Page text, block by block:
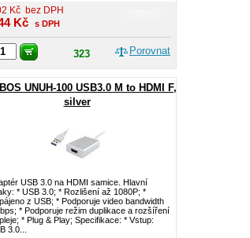
Kč bez DPH
Kč s DPH
Porovnat
323
UNUH-100 USB3.0 M to HDMI F,
silver
USB 3.0 na HDMI samice. Hlavní
* USB 3.0; * Rozlišení až 1080P; *
z USB; * Podporuje video bandwidth
* Podporuje režim duplikace a rozšíření
* Plug & Play; Specifikace: * Vstup:
3.0...